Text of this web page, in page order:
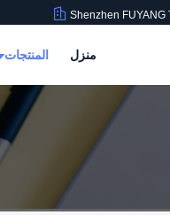
Shenzhen FUYANG
منزل المنتجات